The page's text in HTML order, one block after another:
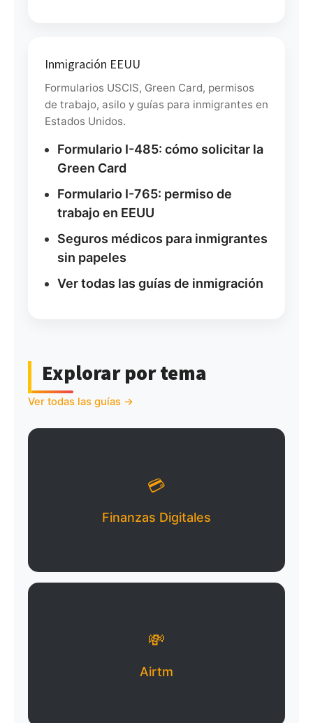
Inmigración EEUU
Formularios USCIS, Green Card, permisos
de trabajo, asilo y guías para inmigrantes en
Estados Unidos.
Formulario I-485: cómo solicitar la
Green Card
Formulario I-765: permiso de
trabajo en EEUU
Seguros médicos para inmigrantes
sin papeles
Ver todas las guías de inmigración
Explorar por tema
Ver todas las guías →
💳
Finanzas Digitales
💸
Airtm